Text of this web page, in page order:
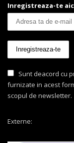
Inregistreaza-te
Sunt deacord cu
furnizate in acest
scopul de newsletter.
Externe: